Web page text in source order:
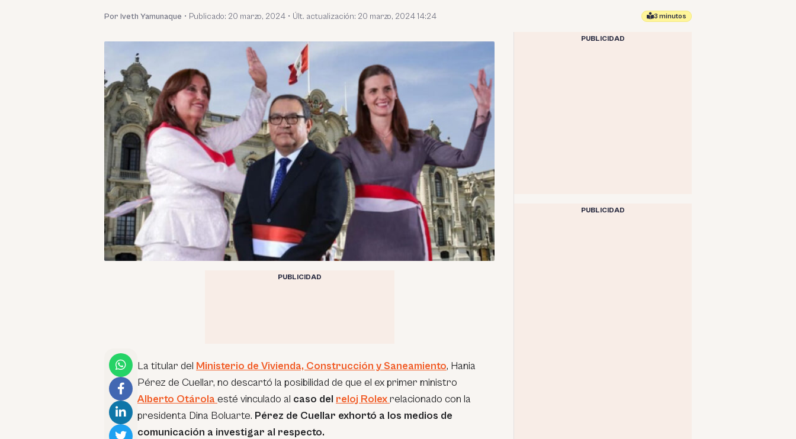
Por Iveth Yamunaque • Publicado: 20 marzo, 2024 • Últ. actualización: 20 marzo, 2024 14:24 3 minutos
PUBLICIDAD
La titular del Ministerio de Vivienda, Construcción y Saneamiento, Hania
Pérez de Cuellar, no descartó la posibilidad de que el ex primer ministro
Alberto Otárola esté vinculado al caso del reloj Rolexrelacionado con la
presidenta Dina Boluarte. Pérez de Cuellar exhortó a los medios de
comunicación a investigar al respecto.
PUBLICIDAD
PUBLICIDAD